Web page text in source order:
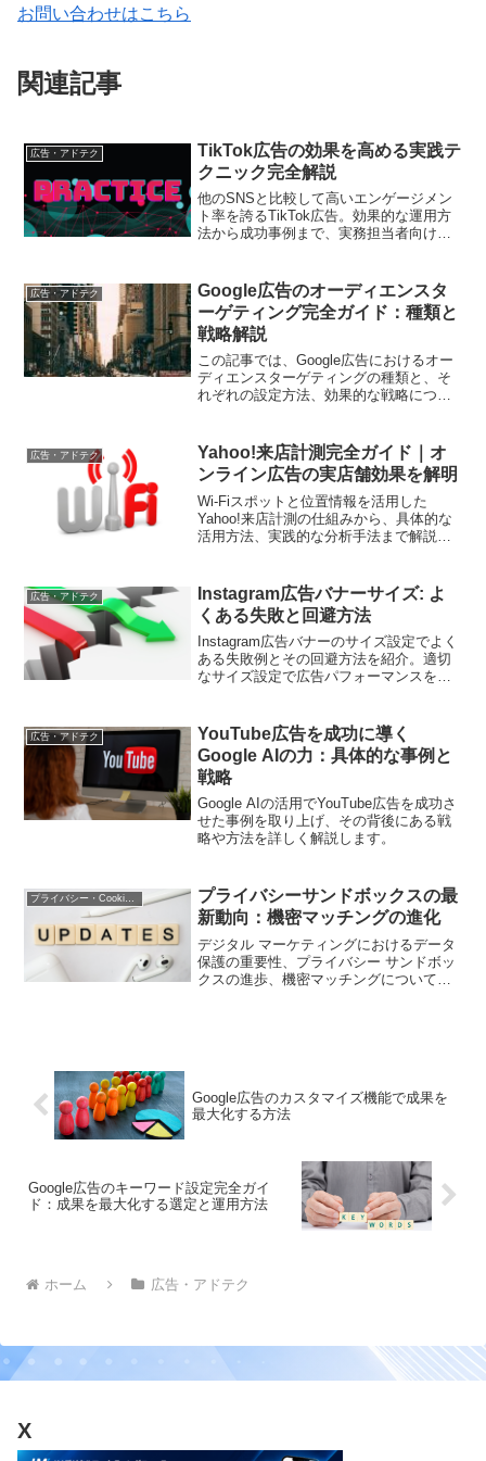
お問い合わせはこちら
関連記事
広告・アドテク
TikTok広告の効果を高める実践テ
クニック完全解説
他のSNSと比較して高いエンゲージメン
ト率を誇るTikTok広告。効果的な運用方
法から成功事例まで、実務担当者向けに
広告・アドテク
Google広告のオーディエンスタ
ーゲティング完全ガイド：種類と
戦略解説
この記事では、Google広告におけるオー
ディエンスターゲティングの種類と、そ
れぞれの設定方法、効果的な戦略につい
ーディエンスターゲティング方法を見つ
けることができます。
広告・アドテク
Yahoo!来店計測完全ガイド｜オ
ンライン広告の実店舗効果を解明
Wi-Fiスポットと位置情報を活用した
Yahoo!来店計測の仕組みから、具体的な
活用方法、実践的な分析手法まで解説。
広告・アドテク
Instagram広告バナーサイズ: よ
くある失敗と回避方法
Instagram広告バナーのサイズ設定でよく
ある失敗例とその回避方法を紹介。適切
なサイズ設定で広告パフォーマンスを最
広告・アドテク
YouTube広告を成功に導く
Google AIの力：具体的な事例と
戦略
Google AIの活用でYouTube広告を成功さ
せた事例を取り上げ、その背後にある戦
略や方法を詳しく解説します。
プライバシー・Cookie規制
プライバシーサンドボックスの最
新動向：機密マッチングの進化
デジタル マーケティングにおけるデータ
保護の重要性、プライバシー サンドボッ
クスの進歩、機密マッチングについて学
Google広告のカスタマイズ機能で成果を
最大化する方法
Google広告のキーワード設定完全ガイ
ド：成果を最大化する選定と運用方法
ホーム 広告・アドテク
X